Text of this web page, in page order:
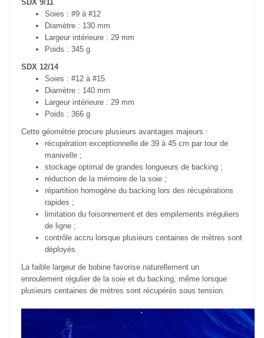
SDX 9/11
Soies : #9 à #12
Diamètre : 130 mm
Largeur intérieure : 29 mm
Poids : 345 g
SDX 12/14
Soies : #12 à #15
Diamètre : 140 mm
Largeur intérieure : 29 mm
Poids : 366 g
Cette géométrie procure plusieurs avantages majeurs :
récupération exceptionnelle de 39 à 45 cm par tour de
manivelle ;
stockage optimal de grandes longueurs de backing ;
réduction de la mémoire de la soie ;
répartition homogène du backing lors des récupérations
rapides ;
limitation du foisonnement et des empilements irréguliers
de ligne ;
contrôle accru lorsque plusieurs centaines de mètres sont
déployés.
La faible largeur de bobine favorise naturellement un
enroulement régulier de la soie et du backing, même lorsque
plusieurs centaines de mètres sont récupérés sous tension.